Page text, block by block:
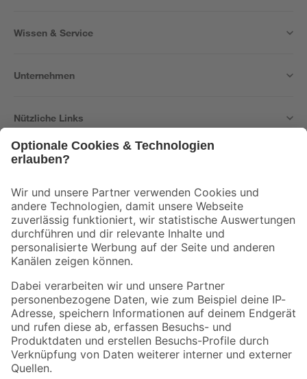
Wissen & Service
Unternehmen
Nützliche Links
Der toom Newsletter: Keine Angebote und Aktionen mehr verpassen!
Zur Newsletter Anmeldung
Folge uns
Zahlungsarten Versandarten